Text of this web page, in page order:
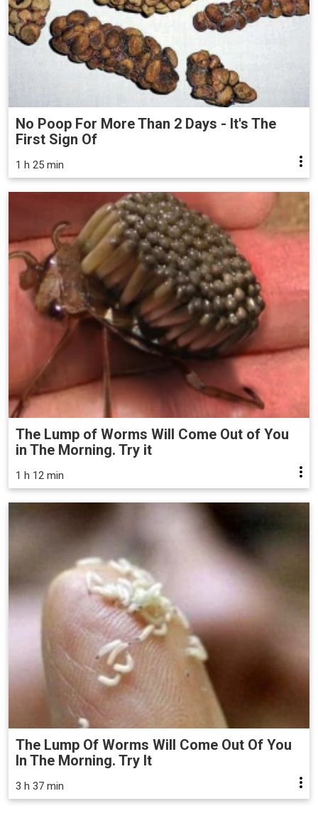
No Poop For More Than 2 Days - It's The
First Sign Of
1 h 25 min
The Lump of Worms Will Come Out of You
in The Morning. Try it
1 h 12 min
The Lump Of Worms Will Come Out Of You
In The Morning. Try It
3 h 37 min